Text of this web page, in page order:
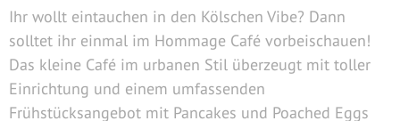
Ihr wollt eintauchen in den Kölschen Vibe? Dann
solltet ihr einmal im Hommage Café vorbeischauen!
Das kleine Café im urbanen Stil überzeugt mit toller
Einrichtung und einem umfassenden
Frühstücksangebot mit Pancakes und Poached Eggs